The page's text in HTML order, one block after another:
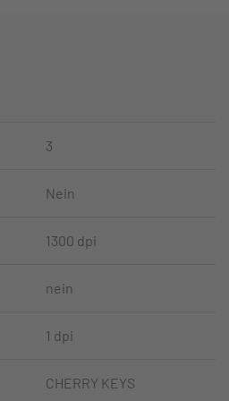
3
Nein
1300 dpi
nein
1 dpi
CHERRY KEYS